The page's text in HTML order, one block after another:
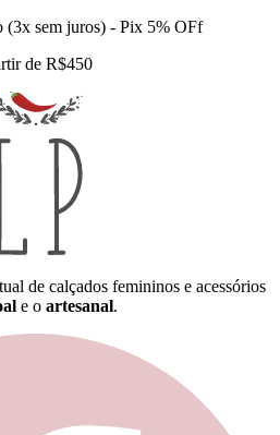
(3x sem juros) - Pix 5% OFf
de R$450
de calçados femininos e acessórios
e o artesanal.